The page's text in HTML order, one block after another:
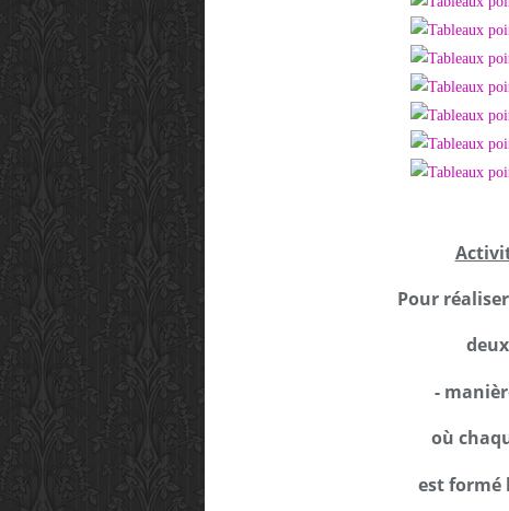
Pour
-
où
est formé